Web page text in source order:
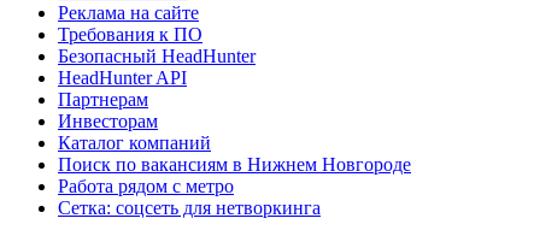
Реклама на сайте
Требования к ПО
Безопасный HeadHunter
HeadHunter API
Партнерам
Инвесторам
Каталог компаний
Поиск по вакансиям в Нижнем Новгороде
Работа рядом с метро
Сетка: соцсеть для нетворкинга